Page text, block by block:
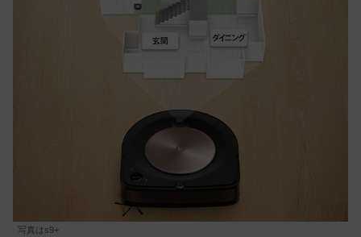
写真はs9+